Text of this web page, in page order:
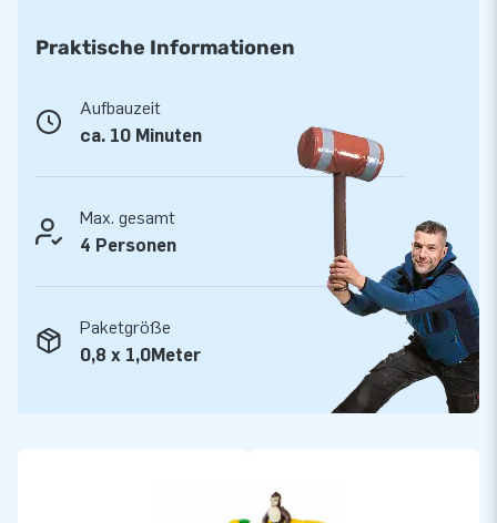
Praktische Informationen
Aufbauzeit
ca. 10 Minuten
Max. gesamt
4 Personen
Paketgröße
0,8 x 1,0Meter